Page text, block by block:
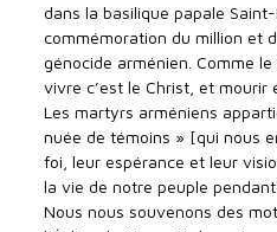
dans la basilique papale
commémoration du million et
génocide arménien. Comme
vivre c’est le Christ, et mourir
Les martyrs arméniens
nuée de témoins » [qui nous
foi, leur espérance et leur
la vie de notre peuple
Nous nous souvenons des